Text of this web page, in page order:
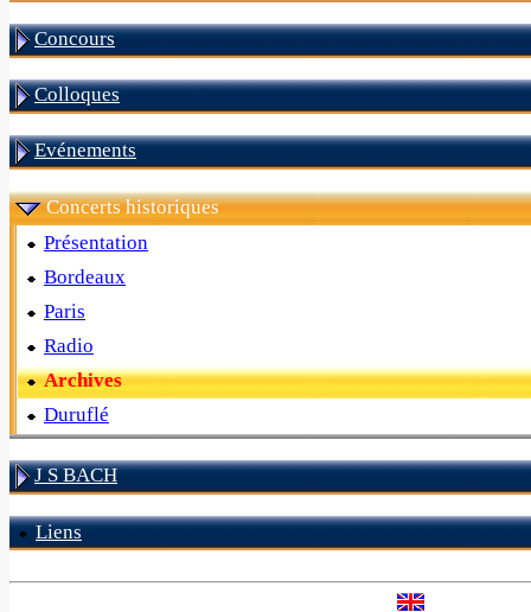
Concours
Colloques
Evénements
Concerts historiques
Présentation
Bordeaux
Paris
Radio
Archives
Duruflé
J S BACH
Liens